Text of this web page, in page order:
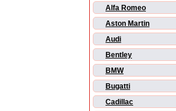
Alfa Romeo
Aston Martin
Audi
Bentley
BMW
Bugatti
Cadillac